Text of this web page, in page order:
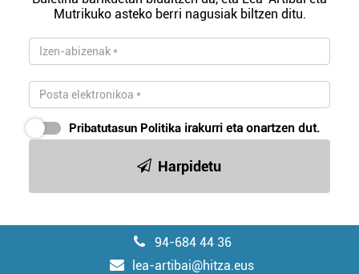
Mutrikuko asteko berri nagusiak biltzen ditu.
Pribatutasun Politika irakurri eta onartzen dut.
Harpidetu
94-684 44 36
lea-artibai@hitza.eus